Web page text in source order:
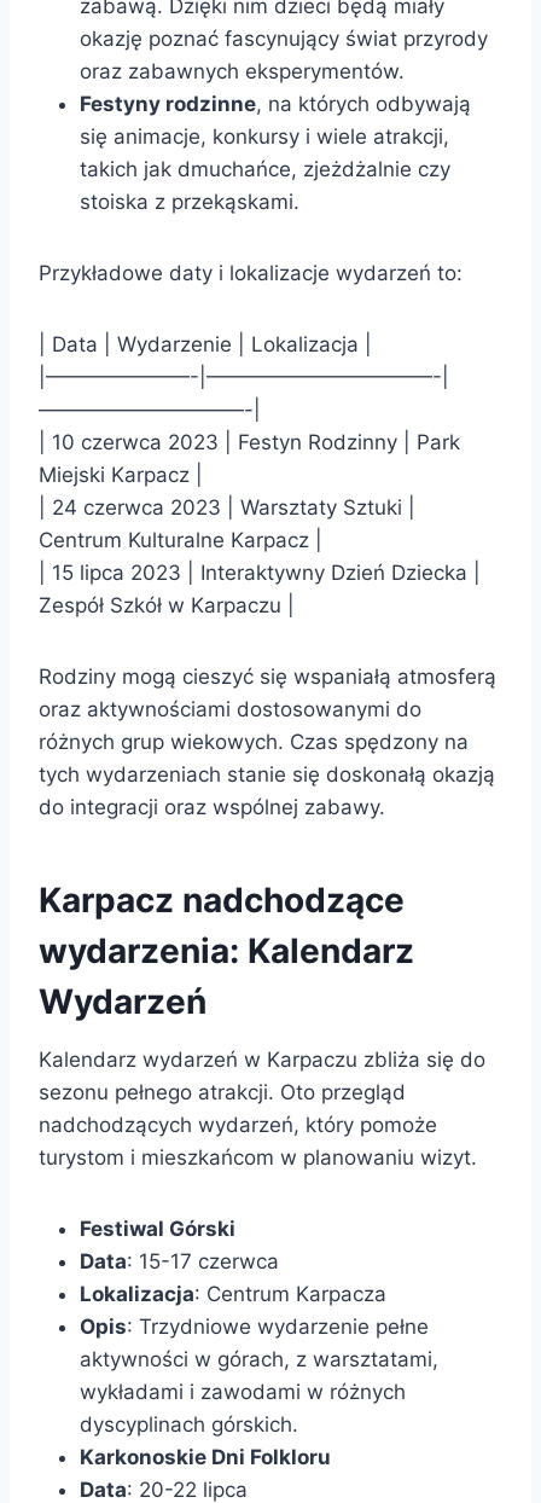
zabawą. Dzięki nim dzieci będą miały
okazję poznać fascynujący świat przyrody
oraz zabawnych eksperymentów.
Festyny rodzinne, na których odbywają
się animacje, konkursy i wiele atrakcji,
takich jak dmuchańce, zjeżdżalnie czy
stoiska z przekąskami.
Przykładowe daty i lokalizacje wydarzeń to:
| Data | Wydarzenie | Lokalizacja |
|———————-|———————————-|
——————————-|
| 10 czerwca 2023 | Festyn Rodzinny | Park
Miejski Karpacz |
| 24 czerwca 2023 | Warsztaty Sztuki |
Centrum Kulturalne Karpacz |
| 15 lipca 2023 | Interaktywny Dzień Dziecka |
Zespół Szkół w Karpaczu |
Rodziny mogą cieszyć się wspaniałą atmosferą
oraz aktywnościami dostosowanymi do
różnych grup wiekowych. Czas spędzony na
tych wydarzeniach stanie się doskonałą okazją
do integracji oraz wspólnej zabawy.
Karpacz nadchodzące
wydarzenia: Kalendarz
Wydarzeń
Kalendarz wydarzeń w Karpaczu zbliża się do
sezonu pełnego atrakcji. Oto przegląd
nadchodzących wydarzeń, który pomoże
turystom i mieszkańcom w planowaniu wizyt.
Festiwal Górski
Data: 15-17 czerwca
Lokalizacja: Centrum Karpacza
Opis: Trzydniowe wydarzenie pełne
aktywności w górach, z warsztatami,
wykładami i zawodami w różnych
dyscyplinach górskich.
Karkonoskie Dni Folkloru
Data: 20-22 lipca